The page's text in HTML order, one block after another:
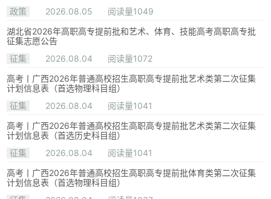
政策
2026.08.05
阅读量1049
湖北省2026年高职高专提前批和艺术、体育、技能高考高职高专批
征集志愿公告
征集
2026.08.04
阅读量1072
高考丨广西2026年普通高校招生高职高专提前批艺术类第二次征集
计划信息表（首选物理科目组）
征集
2026.08.04
阅读量1041
高考丨广西2026年普通高校招生高职高专提前批艺术类第二次征集
计划信息表（首选历史科目组）
征集
2026.08.04
阅读量1041
高考丨广西2026年普通高校招生高职高专提前批体育类第二次征集
计划信息表（首选物理科目组）